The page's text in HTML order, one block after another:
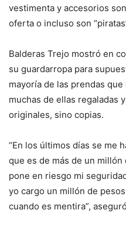
vestimenta y accesorios
oferta o incluso son
Balderas Trejo mostró en
su guardarropa para
mayoría de las prendas
muchas de ellas regaladas
originales, sino copias.
“En los últimos días se me
que es de más de un
pone en riesgo mi
yo cargo un millón de
cuando es mentira”,